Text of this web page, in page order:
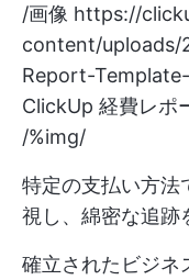
/画像 https://
content/uploads/
Report-
ClickUp 経費レポ
/%img/
特定の支払い方法
視し、綿密な追跡
確立されたビジネ